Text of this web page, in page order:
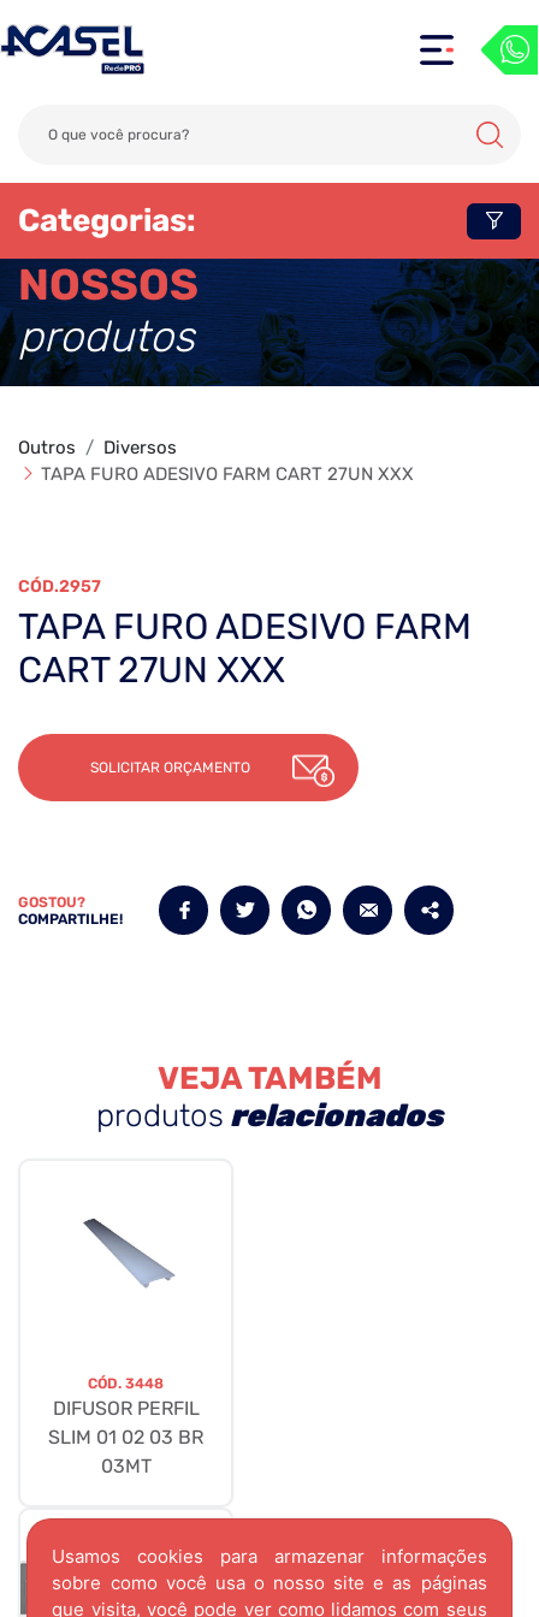
Usamos cookies para armazenar informações
sobre como você usa o nosso site e as páginas
que visita, você pode ver como lidamos com seus
Categorias:
NOSSOS
produtos
Outros
Diversos
TAPA FURO ADESIVO FARM CART 27UN XXX
2957
TAPA FURO ADESIVO FARM
CART 27UN XXX
SOLICITAR ORÇAMENTO
GOSTOU?
COMPARTILHE!
VEJA TAMBÉM
produtos relacionados
CÓD. 3448
DIFUSOR PERFIL
SLIM 01 02 03 BR
03MT